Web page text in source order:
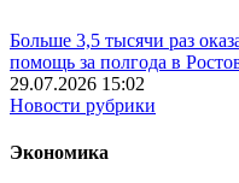
Больше 3,5 тысячи раз
помощь за полгода в
29.07.2026 15:02
Новости рубрики
Экономика